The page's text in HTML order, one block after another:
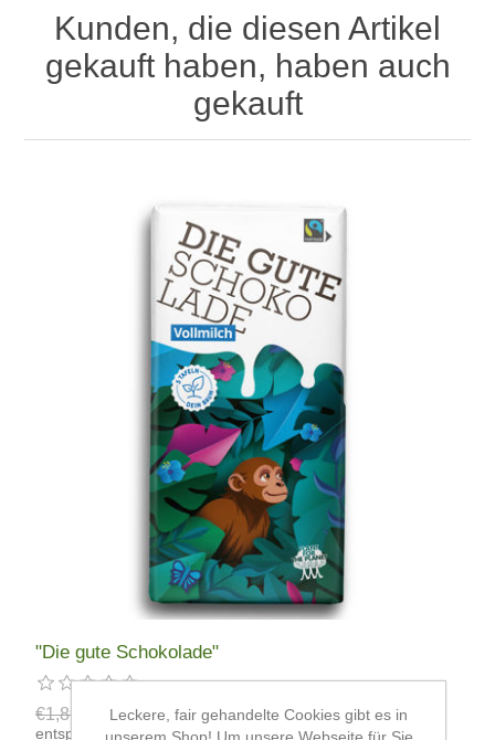
Kunden, die diesen Artikel
gekauft haben, haben auch
gekauft
"Die gute Schokolade"
€1,89 €1,50
entspricht €15,00 pro 1 kg
Leckere, fair gehandelte Cookies gibt es in